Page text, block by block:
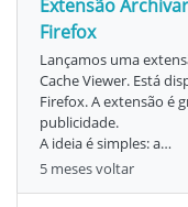
Extensão
Firefox
Lançamos uma
Cache Viewer. Está
Firefox. A extensão é
publicidade.
A ideia é simples: a…
5 meses voltar